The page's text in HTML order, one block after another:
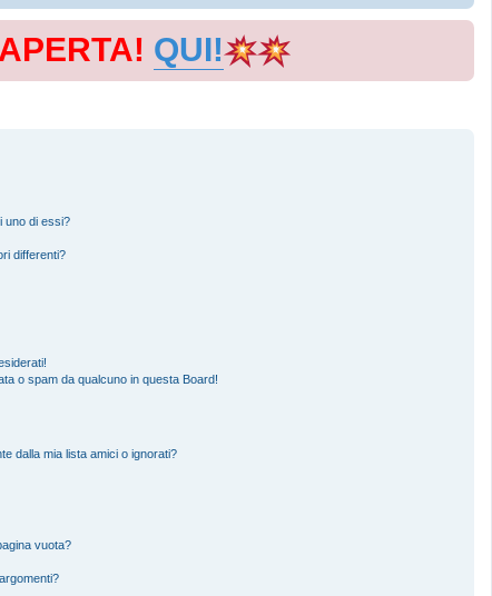
QUI!
uno di essi?
differenti?
o spam da qualcuno in questa Board!
dalla mia lista amici o ignorati?
vuota?